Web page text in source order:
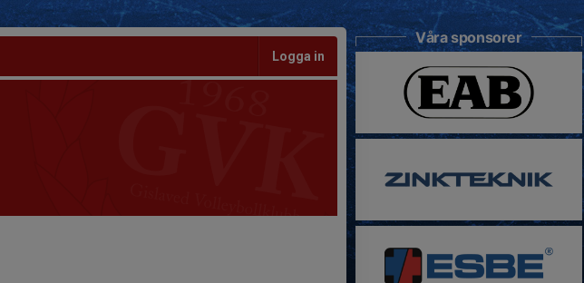
Logga in
Våra sponsorer